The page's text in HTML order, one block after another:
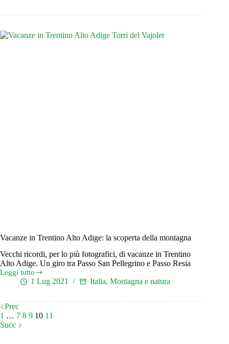
cosa
in
battello
Vacanze in Trentino Alto Adige: la scoperta della montagna
Vecchi ricordi, per lo più fotografici, di vacanze in Trentino
Alto Adige. Un giro tra Passo San Pellegrino e Passo Resia
Leggi tutto
Vacanze
Alto
Adige:
la
scoperta
1 Lug 2021 Italia, Montagna e natura
Prec
1 … 7 8 9 10 11
Succ